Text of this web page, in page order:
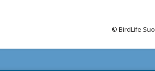
© BirdLife